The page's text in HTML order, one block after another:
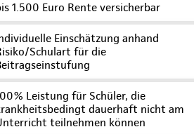
1.500 Euro Rente versicherbar
Einschätzung anhand
Schulart für die
Leistung für Schüler, die
dauerhaft nicht am
teilnehmen können